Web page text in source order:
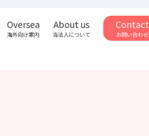
Oversea
海外向け案内
About us
当法人について
Contact
お問い合わせ